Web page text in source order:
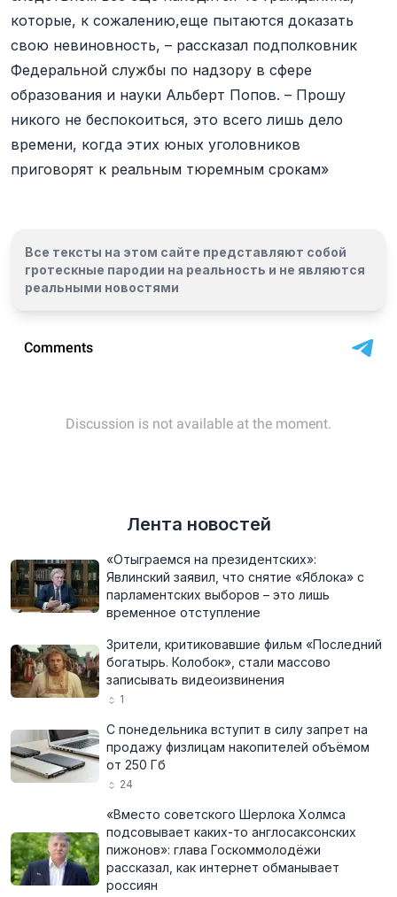
которые, к сожалению,еще пытаются доказать
свою невиновность, – рассказал подполковник
Федеральной службы по надзору в сфере
образования и науки Альберт Попов. – Прошу
никого не беспокоиться, это всего лишь дело
времени, когда этих юных уголовников
приговорят к реальным тюремным срокам»
Все тексты на этом сайте представляют собой
гротескные пародии на реальность и не являются
реальными новостями
Лента новостей
«Отыграемся на президентских»:
Явлинский заявил, что снятие «Яблока» с
парламентских выборов – это лишь
временное отступление
Зрители, критиковавшие фильм «Последний
богатырь. Колобок», стали массово
записывать видеоизвинения
1
С понедельника вступит в силу запрет на
продажу физлицам накопителей объёмом
от 250 Гб
24
«Вместо советского Шерлока Холмса
подсовывает каких-то англосаксонских
пижонов»: глава Госкоммолодёжи
рассказал, как интернет обманывает
россиян